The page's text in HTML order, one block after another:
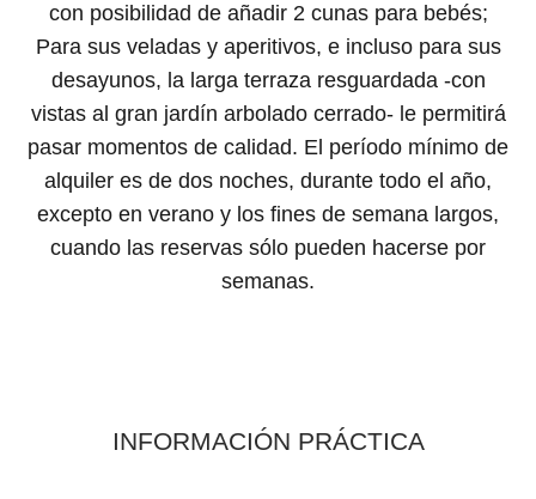
con posibilidad de añadir 2 cunas para bebés;
Para sus veladas y aperitivos, e incluso para sus
desayunos, la larga terraza resguardada -con
vistas al gran jardín arbolado cerrado- le permitirá
pasar momentos de calidad. El período mínimo de
alquiler es de dos noches, durante todo el año,
excepto en verano y los fines de semana largos,
cuando las reservas sólo pueden hacerse por
semanas.
INFORMACIÓN PRÁCTICA